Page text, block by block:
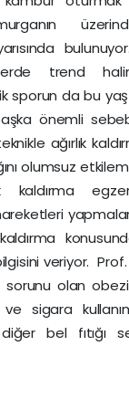
trend
sporun da bu
önemli
ağırlık
olumsuz
kaldırma
kaldırma
veriyor.
sorunu olan
ve sigara
bel fıtığı